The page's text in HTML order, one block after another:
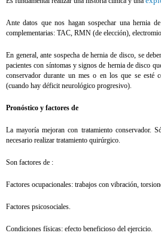
Ante datos que nos hagan sospechar una hernia
complementarias: TAC, RMN (de elección),
En general, ante sospecha de hernia de disco, se
pacientes con síntomas y signos de hernia de disco
conservador durante un mes o en los que se esté
(cuando hay déficit neurológico progresivo).
Pronóstico y factores de
La mayoría mejoran con tratamiento conservador.
necesario realizar tratamiento quirúrgico.
Son factores de :
Factores ocupacionales: trabajos con vibración,
Factores psicosociales.
Condiciones físicas: efecto beneficioso del ejercicio.